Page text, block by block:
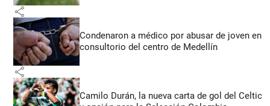
share
Condenaron a médico por abusar de joven en
consultorio del centro de Medellín
share
Camilo Durán, la nueva carta de gol del Celtic